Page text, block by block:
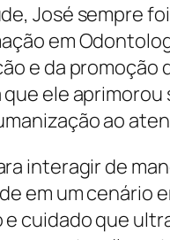
José sempre
em
e da promoção
ele
ao
interagir de
em um cenário
cuidado que